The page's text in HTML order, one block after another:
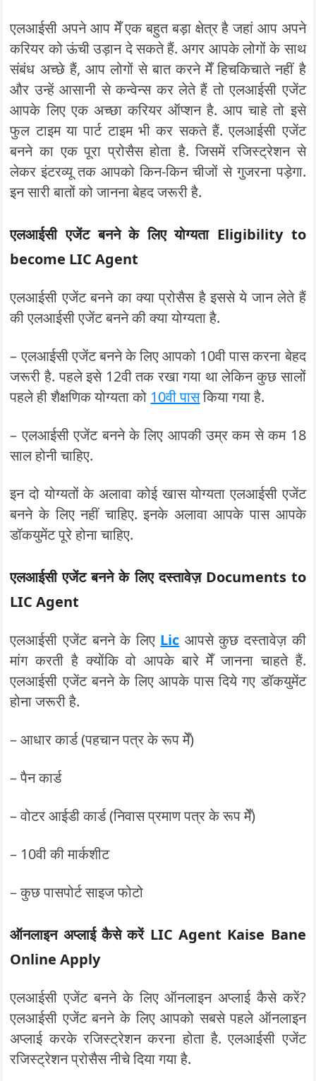
एलआईसी अपने आप मेँ एक बहुत बड़ा क्षेत्र है जहां आप अपने
करियर को ऊंची उड़ान दे सकते हैं. अगर आपके लोगों के साथ
संबंध अच्छे हैं, आप लोगों से बात करने मेँ हिचकिचाते नहीं है
और उन्हें आसानी से कन्वेन्स कर लेते हैं तो एलआईसी एजेंट
आपके लिए एक अच्छा करियर ऑप्शन है. आप चाहे तो इसे
फुल टाइम या पार्ट टाइम भी कर सकते हैं. एलआईसी एजेंट
बनने का एक पूरा प्रोसैस होता है. जिसमें रजिस्ट्रेशन से
लेकर इंटरव्यू तक आपको किन-किन चीजों से गुजरना पड़ेगा.
इन सारी बातों को जानना बेहद जरूरी है.
एलआईसी एजेंट बनने के लिए योग्यता Eligibility to
become LIC Agent
एलआईसी एजेंट बनने का क्या प्रोसैस है इससे ये जान लेते हैं
की एलआईसी एजेंट बनने की क्या योग्यता है.
– एलआईसी एजेंट बनने के लिए आपको 10वी पास करना बेहद
जरूरी है. पहले इसे 12वी तक रखा गया था लेकिन कुछ सालों
पहले ही शैक्षणिक योग्यता को 10वी पासकिया गया है.
– एलआईसी एजेंट बनने के लिए आपकी उम्र कम से कम 18
साल होनी चाहिए.
इन दो योग्यतों के अलावा कोई खास योग्यता एलआईसी एजेंट
बनने के लिए नहीं चाहिए. इनके अलावा आपके पास आपके
डॉकयुमेंट पूरे होना चाहिए.
एलआईसी एजेंट बनने के लिए दस्तावेज़ Documents to
LIC Agent
एलआईसी एजेंट बनने के लिए Lic आपसे कुछ दस्तावेज़ की
मांग करती है क्योंकि वो आपके बारे मेँ जानना चाहते हैं.
एलआईसी एजेंट बनने के लिए आपके पास दिये गए डॉकयुमेंट
होना जरूरी है.
– आधार कार्ड (पहचान पत्र के रूप मेँ)
– पैन कार्ड
– वोटर आईडी कार्ड (निवास प्रमाण पत्र के रूप मेँ)
– 10वी की मार्कशीट
– कुछ पासपोर्ट साइज फोटो
ऑनलाइन अप्लाई कैसे करें LIC Agent Kaise Bane
Online Apply
एलआईसी एजेंट बनने के लिए ऑनलाइन अप्लाई कैसे करें?
एलआईसी एजेंट बनने के लिए आपको सबसे पहले ऑनलाइन
अप्लाई करके रजिस्ट्रेशन करना होता है. एलआईसी एजेंट
रजिस्ट्रेशन प्रोसैस नीचे दिया गया है.